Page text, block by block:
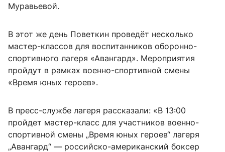
Муравьевой.
В этот же день Поветкин проведёт несколько
мастер-классов для воспитанников оборонно-
спортивного лагеря «Авангард». Мероприятия
пройдут в рамках военно-спортивной смены
«Время юных героев».
В пресс-службе лагеря рассказали: «В 13:00
пройдет мастер-класс для участников военно-
спортивной смены „Время юных героев“ лагеря
„Авангард“ — российско-американский боксер